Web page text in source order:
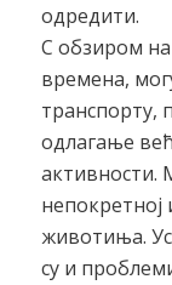
одредити.
С обзиром
времена,
транспорту,
одлагање
активности.
животиња.
су и